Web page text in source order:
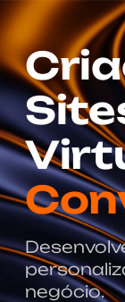
negócio.